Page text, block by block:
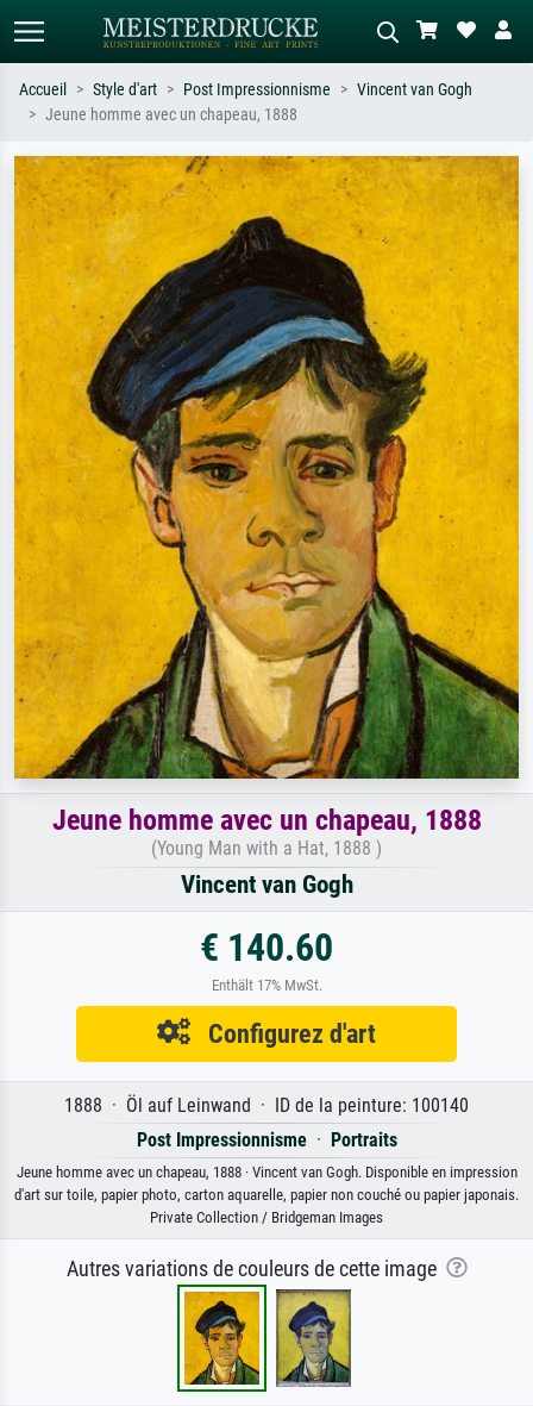
Recherchez par artiste, titre ou style –
ex. Monet, Nuit étoilée,
impressionnisme, vague de Hokusai,
nu.
Décrivez la scène – ex. prairie verte,
abstrait avec beaucoup de rouge,
tableau sombre, nu debout près d'un
arbre.
Accueil Style d'art Post Impressionnisme
Vincent van Gogh
Jeune homme avec un chapeau, 1888
Jeune homme avec un chapeau, 1888
(Young Man with a Hat, 1888 )
Vincent van Gogh
€ 140.60
Enthält 17% MwSt.
Configurez d'art
1888 · Öl auf Leinwand · ID de la peinture: 100140
Post Impressionnisme· Portraits
Jeune homme avec un chapeau, 1888 · Vincent van Gogh. Disponible en impression
d'art sur toile, papier photo, carton aquarelle, papier non couché ou papier japonais.
Private Collection / Bridgeman Images
Autres variations de couleurs de cette image